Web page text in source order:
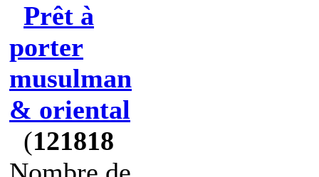
Prêt à
porter
musulman
& oriental
(121818